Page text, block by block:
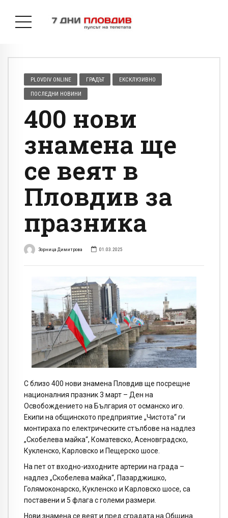
PLOVDIV ONLINE ГРАДЪТ ЕКСКЛУЗИВНО
ПОСЛЕДНИ НОВИНИ
400 нови
знамена ще
се веят в
Пловдив за
празника
Зорница Димитрова 01.03.2025
С близо 400 нови знамена Пловдив ще посрещне
националния празник 3 март – Ден на
Освобождението на България от османско иго.
Екипи на общинското предприятие „Чистота“ ги
монтираха по електрическите стълбове на надлез
„Скобелева майка“, Коматевско, Асеновградско,
Кукленско, Карловско и Пещерско шосе.
На пет от входно-изходните артерии на града –
надлез „Скобелева майка“, Пазарджишко,
Голямоконарско, Кукленско и Карловско шосе, са
поставени и 5 флага с големи размери.
Нови знамена се веят и пред сградата на Община